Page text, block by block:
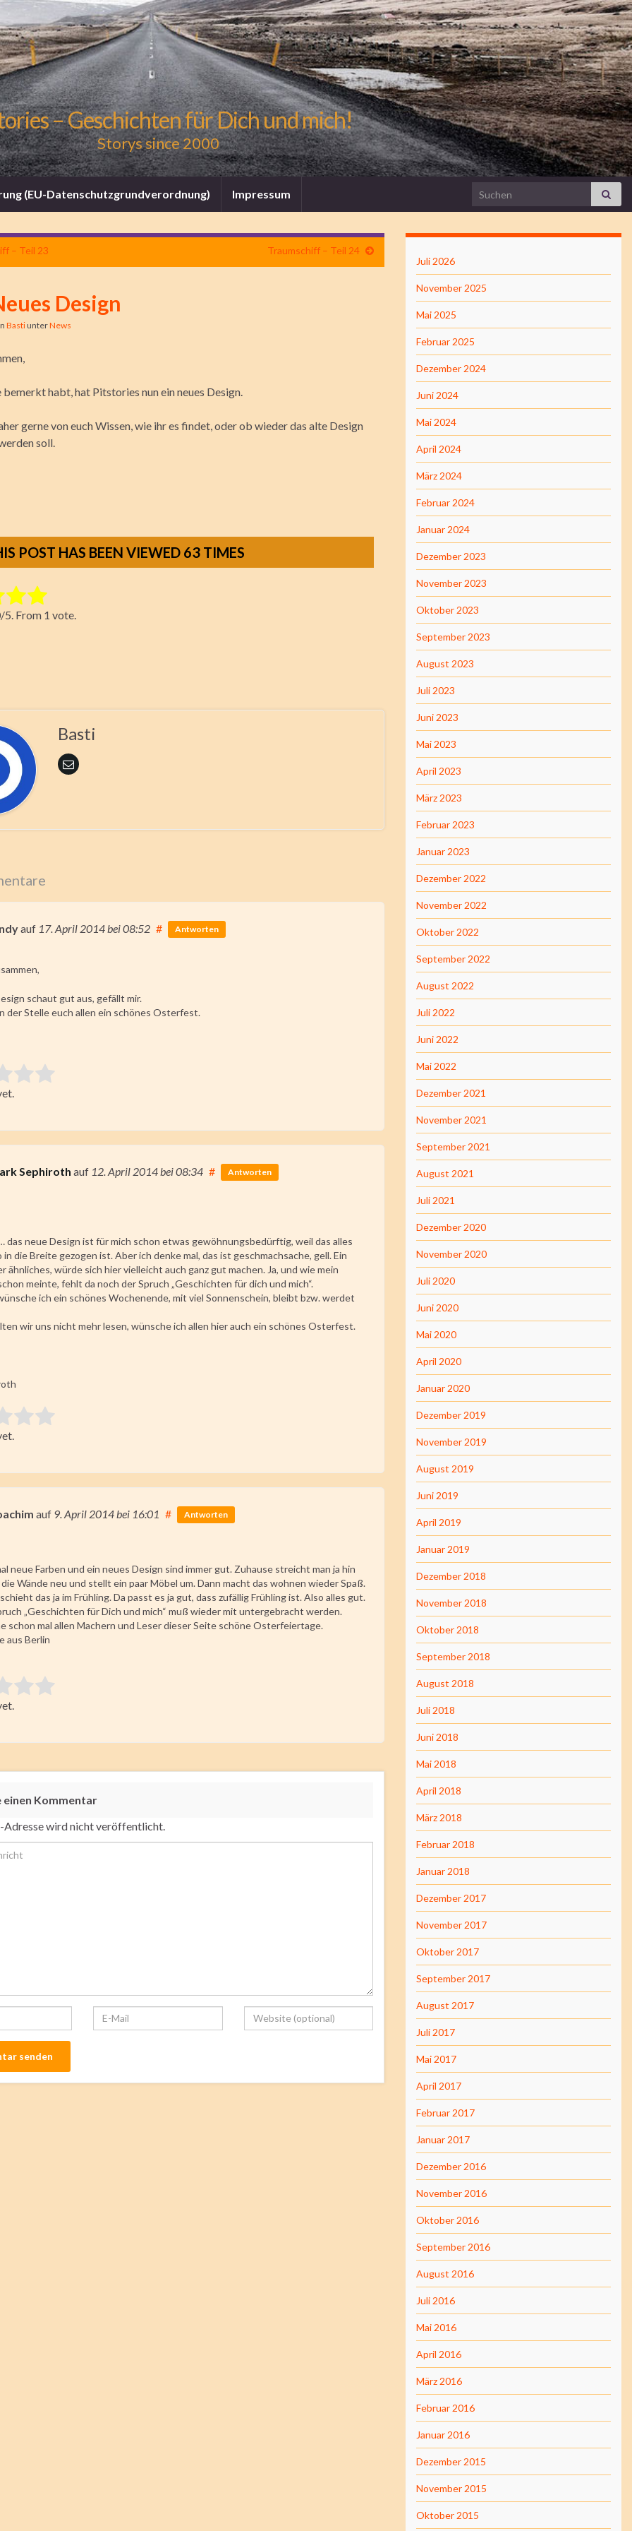
– Geschichten für Dich und mich!
Storys since 2000
(EU-Datenschutzgrundverordnung) Impressum Search for:
– Teil 23 Traumschiff – Teil 24
Design
BastiunterNews
bemerkt habt, hat Pitstories nun ein neues Design.
gerne von euch Wissen, wie ihr es findet, oder ob wieder das alte Design
soll.
POST HAS BEEN VIEWED 63 TIMES
/5. From 1 vote.
Basti
auf 17. April 2014 bei 08:52 # Antworten
schaut gut aus, gefällt mir.
der Stelle euch allen ein schönes Osterfest.
Sephiroth auf 12. April 2014 bei 08:34 # Antworten
das neue Design ist für mich schon etwas gewöhnungsbedürftig, weil das alles
die Breite gezogen ist. Aber ich denke mal, das ist geschmachsache, gell. Ein
ähnliches, würde sich hier vielleicht auch ganz gut machen. Ja, und wie mein
meinte, fehlt da noch der Spruch „Geschichten für dich und mich“.
ich ein schönes Wochenende, mit viel Sonnenschein, bleibt bzw. werdet
wir uns nicht mehr lesen, wünsche ich allen hier auch ein schönes Osterfest.
auf 9. April 2014 bei 16:01 # Antworten
neue Farben und ein neues Design sind immer gut. Zuhause streicht man ja hin
Wände neu und stellt ein paar Möbel um. Dann macht das wohnen wieder Spaß.
das ja im Frühling. Da passt es ja gut, dass zufällig Frühling ist. Also alles gut.
„Geschichten für Dich und mich“ muß wieder mit untergebracht werden.
schon mal allen Machern und Leser dieser Seite schöne Osterfeiertage.
aus Berlin
einen Kommentar
Adresse wird nicht veröffentlicht.
Juli 2026
November 2025
Mai 2025
Februar 2025
Dezember 2024
Juni 2024
Mai 2024
April 2024
März 2024
Februar 2024
Januar 2024
Dezember 2023
November 2023
Oktober 2023
September 2023
August 2023
Juli 2023
Juni 2023
Mai 2023
April 2023
März 2023
Februar 2023
Januar 2023
Dezember 2022
November 2022
Oktober 2022
September 2022
August 2022
Juli 2022
Juni 2022
Mai 2022
Dezember 2021
November 2021
September 2021
August 2021
Juli 2021
Dezember 2020
November 2020
Juli 2020
Juni 2020
Mai 2020
April 2020
Januar 2020
Dezember 2019
November 2019
August 2019
Juni 2019
April 2019
Januar 2019
Dezember 2018
November 2018
Oktober 2018
September 2018
August 2018
Juli 2018
Juni 2018
Mai 2018
April 2018
März 2018
Februar 2018
Januar 2018
Dezember 2017
November 2017
Oktober 2017
September 2017
August 2017
Juli 2017
Mai 2017
April 2017
Februar 2017
Januar 2017
Dezember 2016
November 2016
Oktober 2016
September 2016
August 2016
Juli 2016
Mai 2016
April 2016
März 2016
Februar 2016
Januar 2016
Dezember 2015
November 2015
Oktober 2015